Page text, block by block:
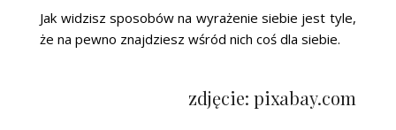
Jak widzisz sposobów na wyrażenie siebie jest tyle,
że na pewno znajdziesz wśród nich coś dla siebie.
zdjęcie: pixabay.com